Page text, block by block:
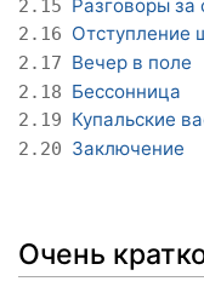
2.15 Разговоры за
2.16 Отступление
2.17 Вечер в поле
2.18 Бессонница
2.19 Купальские
2.20 Заключение
Очень